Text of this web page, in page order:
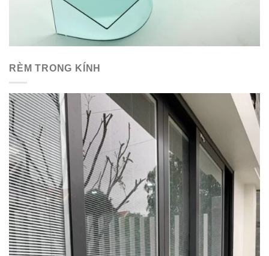
RÈM TRONG KÍNH